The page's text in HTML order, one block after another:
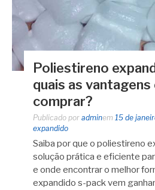
Poliestireno
quais as vantagens
comprar?
Publicado por adminem 15 de
expandido
Saiba por que o poliestireno
solução prática e eficiente
e onde encontrar o melhor
expandido s-pack vem